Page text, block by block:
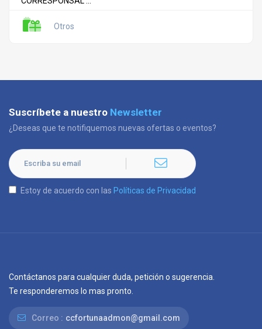
Otros
Suscríbete a nuestro Newsletter
¿Deseas que te notifiquemos nuevas ofertas o eventos?
Estoy de acuerdo con las Políticas de Privacidad
Contáctanos para cualquier duda, petición o sugerencia.
Te responderemos lo mas pronto.
Correo : ccfortunaadmon@gmail.com